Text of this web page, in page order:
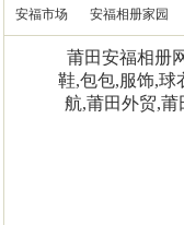
安福市场 安福相册家园
莆田安福相册
鞋,包包,服饰,球
航,莆田外贸,